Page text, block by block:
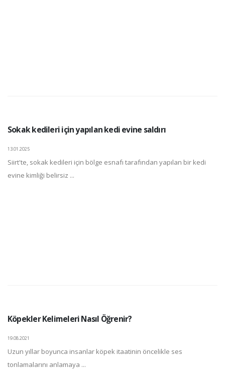
Sokak kedileri için yapılan kedi evine saldırı
13.01.2025
Siirt'te, sokak kedileri için bölge esnafı tarafından yapılan bir kedi
evine kimliği belirsiz ...
Köpekler Kelimeleri Nasıl Öğrenir?
19.08.2021
Uzun yıllar boyunca insanlar köpek itaatinin öncelikle ses
tonlamalarını anlamaya ...